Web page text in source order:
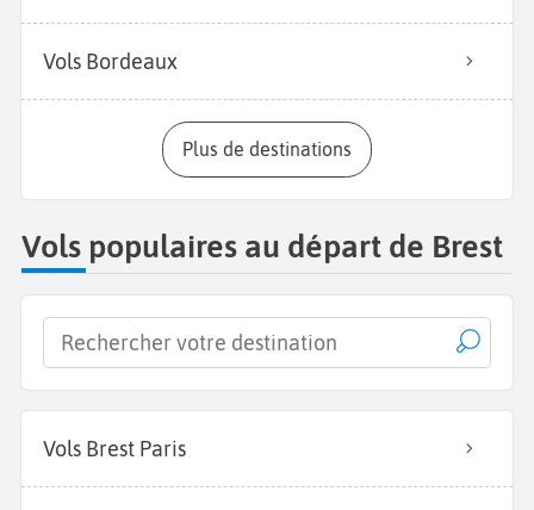
Vols Bordeaux
Plus de destinations
Vols populaires au départ de Brest
Vols Brest Paris